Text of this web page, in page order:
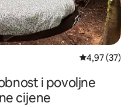
Prosječna
4,97 (37)
i povoljne
cijene